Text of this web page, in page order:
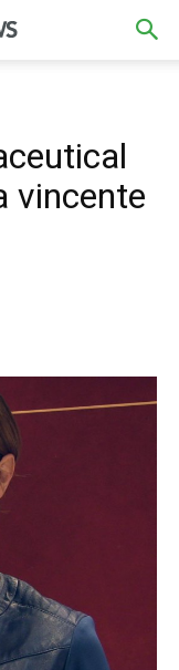
vincente